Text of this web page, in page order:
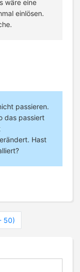
wäre eine
einlösen.
passieren.
das passiert
Hast
50)